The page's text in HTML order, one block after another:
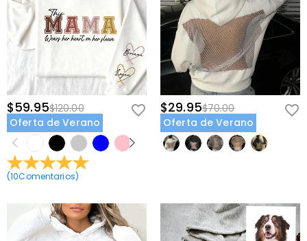
$59.95$120.00
Oferta de Verano
(10Comentarios)
$29.95$70.00
Oferta de Verano